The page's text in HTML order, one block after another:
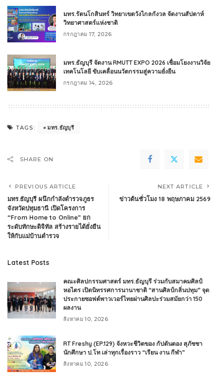
มทร.รัตนโกสินทร์ วิทยาเขตวังไกลกังวล จัดงานสัปดาห์
วิทยาศาสตร์แห่งชาติ
กรกฎาคม 17, 2026
มทร.ธัญบุรี จัดงาน RMUTT EXPO 2026 เชื่อมโยงงานวิจัย
เทคโนโลยี ขับเคลื่อนนวัตกรรมสู่ความยั่งยืน
กรกฎาคม 14, 2026
TAGS: มทร.ธัญบุรี
SHARE ON
PREVIOUS ARTICLE
มทร.ธัญบุรี ผนึกกำลังตำรวจภูธร
จังหวัดปทุมธานี เปิดโครงการ
“From Home to Online” ยก
ระดับทักษะดิจิทัล สร้างรายได้ยั่งยืน
ให้กับแม่บ้านตำรวจ
NEXT ARTICLE
ข่าวต้นชั่วโมง 18 พฤษภาคม 2569
Latest Posts
คณะศิลปกรรมศาสตร์ มทร.ธัญบุรี ร่วมกับสมาคมศิลป์
หอไตร เปิดนิทรรศการนานาชาติ “สานศิลป์กลิ่นปทุม” จุด
ประกายซอฟต์พาวเวอร์ไทยผ่านศิลปะร่วมสมัยกว่า 150
ผลงาน
สิงหาคม 10, 2026
RT Freshy (EP.129) จังหวะชีวิตของ กัปตันตอง สุภัชชา
นักศึกษา ป.โท เล่าทุกเรื่องราว “เรียน งาน กีฬา”
สิงหาคม 10, 2026